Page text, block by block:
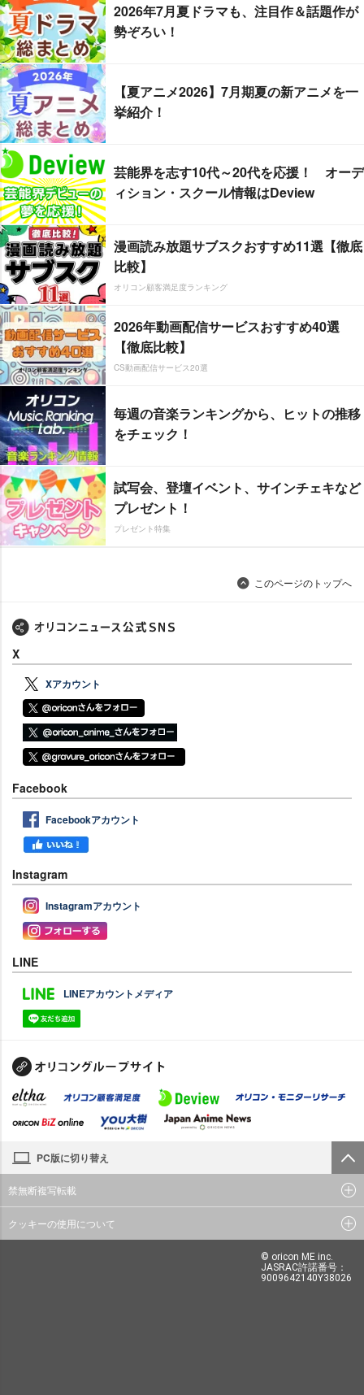
2026年7月夏ドラマも、注目作＆話題作が
勢ぞろい！
【夏アニメ2026】7月期夏の新アニメを一
挙紹介！
芸能界を志す10代～20代を応援！ オーデ
ィション・スクール情報はDeview
漫画読み放題サブスクおすすめ11選【徹底
比較】
オリコン顧客満足度ランキング
2026年動画配信サービスおすすめ40選
【徹底比較】
CS動画配信サービス20選
毎週の音楽ランキングから、ヒットの推移
をチェック！
試写会、登壇イベント、サインチェキなど
プレゼント！
プレゼント特集
このページのトップへ
X
Xアカウント
Facebook
Facebookアカウント
Instagram
Instagramアカウント
LINE
LINEアカウントメディア
PC版に切り替え
禁無断複写転載
クッキーの使用について
© oricon ME inc.
JASRAC許諾番号：
9009642140Y38026